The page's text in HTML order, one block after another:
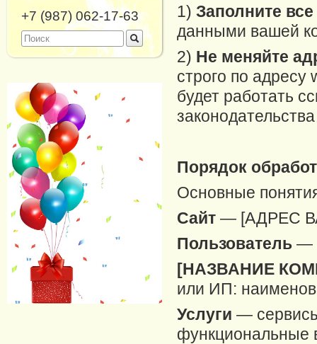
+7 (987) 062-17-63
1) Заполните
данными вашей
2) Не меняйте
строго по
будет работать
Порядок
Основные
Сайт — [АДРЕС
Пользователь —
[НАЗВАНИЕ
или ИП:
Услуги —
функциональные